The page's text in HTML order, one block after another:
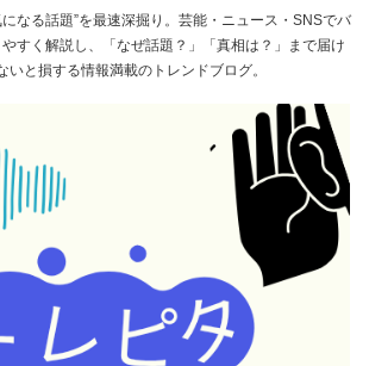
なる話題”を最速深掘り。芸能・ニュース・SNSでバ
すく解説し、「なぜ話題？」「真相は？」まで届け
いと損する情報満載のトレンドブログ。